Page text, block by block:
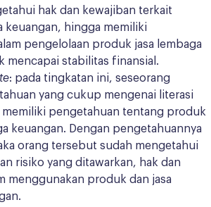
hak dan kewajiban terkait
keuangan, hingga memiliki
pengelolaan produk jasa lembaga
mencapai stabilitas finansial.
: pada tingkatan ini, seseorang
yang cukup mengenai literasi
memiliki pengetahuan tentang produk
keuangan. Dengan pengetahuannya
orang tersebut sudah mengetahui
risiko yang ditawarkan, hak dan
menggunakan produk dan jasa